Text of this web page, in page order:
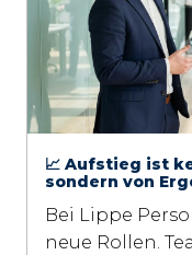
📈 Aufstieg ist
sondern von
Bei Lippe
neue Rollen.